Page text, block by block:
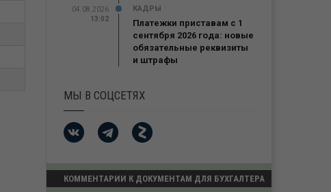
04.08.2026
13:02
КАДРЫ
Платежки приставам с 1
сентября 2026 года: новые
обязательные реквизиты
и штрафы
МЫ В СОЦСЕТЯХ
КОММЕНТАРИИ К ДОКУМЕНТАМ ДЛЯ БУХГАЛТЕРА